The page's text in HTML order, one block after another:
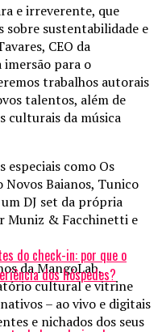
e irreverente, que
sobre sustentabilidade e
CEO da
imersão para o
trabalhos autorais
talentos, além de
culturais da música
especiais como Os
Baianos, Tunico
DJ set da própria
Muniz & Facchinetti e
da MangoLab,
cultural e vitrine
– ao vivo e digitais
e nichados dos seus
do check-in: por que o
dos hóspedes?